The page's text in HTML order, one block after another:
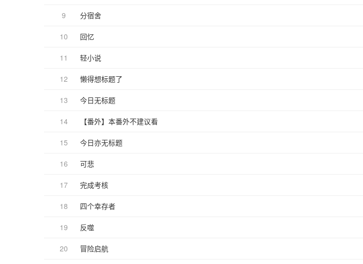
9 分宿舍
10 回忆
11 轻小说
12 懒得想标题了
13 今日无标题
14 【番外】本番外不建议看
15 今日亦无标题
16 可悲
17 完成考核
18 四个幸存者
19 反噬
20 冒险启航